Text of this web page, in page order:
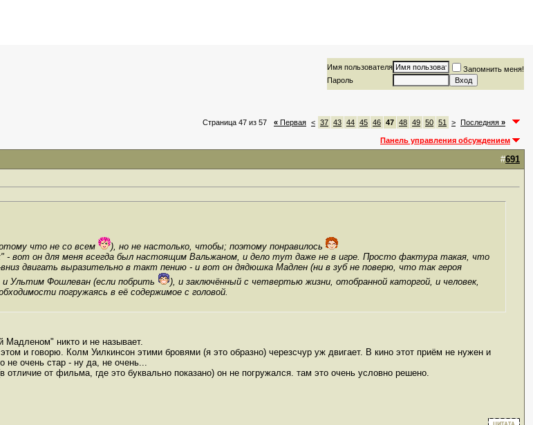
Имя пользователя
Запомнить меня!
Пароль
Страница 47 из 57 « Первая < 37 43 44 45 46 47 48 49 50 51 > Последняя »
Панель управления обсуждением
#691
что не со всем
), но не настолько, чтобы; поэтому понравилось
- вот он для меня всегда был настоящим Вальжаном, и дело тут даже не в игре. Просто фактура такая, что
двигать выразительно в такт пению - и вот он дядюшка Мадлен (ни в зуб не поверю, что так героя
Ультим Фошлеван (если побрить
), и заключённый с четвертью жизни, отобранной каторгой, и человек,
погружаясь в её содержимое с головой.
никто и не называет.
и говорю. Колм Уилкинсон этими бровями (я это образно) черезсчур уж двигает. В кино этот приём не нужен и
не очень стар - ну да, не очень...
отличие от фильма, где это буквально показано) он не погружался. там это очень условно решено.